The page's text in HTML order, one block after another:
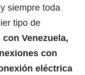
siempre toda
tipo de
con Venezuela,
con
eléctrica